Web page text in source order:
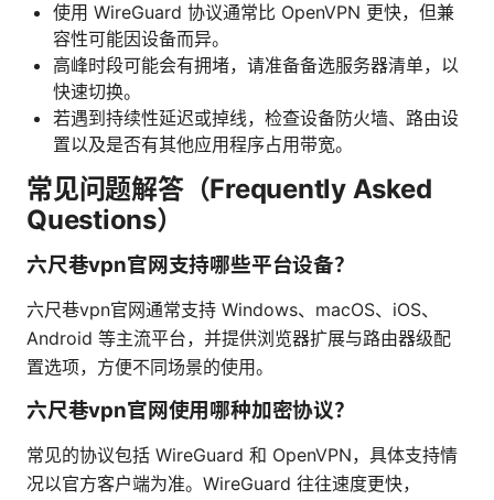
使用 WireGuard 协议通常比 OpenVPN 更快，但兼
容性可能因设备而异。
高峰时段可能会有拥堵，请准备备选服务器清单，以
快速切换。
若遇到持续性延迟或掉线，检查设备防火墙、路由设
置以及是否有其他应用程序占用带宽。
常见问题解答（Frequently Asked
Questions）
六尺巷vpn官网支持哪些平台设备？
六尺巷vpn官网通常支持 Windows、macOS、iOS、
Android 等主流平台，并提供浏览器扩展与路由器级配
置选项，方便不同场景的使用。
六尺巷vpn官网使用哪种加密协议？
常见的协议包括 WireGuard 和 OpenVPN，具体支持情
况以官方客户端为准。WireGuard 往往速度更快，